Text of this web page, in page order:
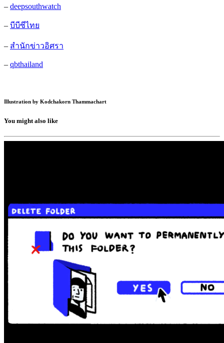
– deepsouthwatch
– บีบีซีไทย
– สำนักข่าวอิศรา
– qbthailand
Illustration by Kodchakorn Thammachart
You might also like